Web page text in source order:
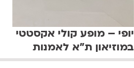
יופי – מופע קולי אקסטטי
במוזיאון ת"א לאמנות